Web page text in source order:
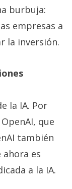
burbuja:
empresas a
la inversión.
la IA. Por
que
también
ahora es
a la IA.